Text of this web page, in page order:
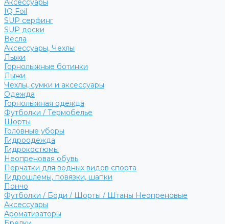
Аксессуары
IQ Foil
SUP серфинг
SUP доски
Весла
Аксессуары, Чехлы
Лыжи
Горнолыжные ботинки
Лыжи
Чехлы, сумки и аксессуары
Одежда
Горнолыжная одежда
Футболки / Термобелье
Шорты
Головные уборы
Гидроодежда
Гидрокостюмы
Неопреновая обувь
Перчатки для водных видов спорта
Гидрошлемы, повязки, шапки
Пончо
Футболки / Боди / Шорты / Штаны Неопреновые
Аксессуары
Ароматизаторы